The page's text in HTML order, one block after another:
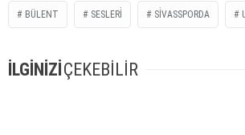
BÜLENT SESLERİ SİVASSPORDA
İLGİNİZİÇEKEBİLİR